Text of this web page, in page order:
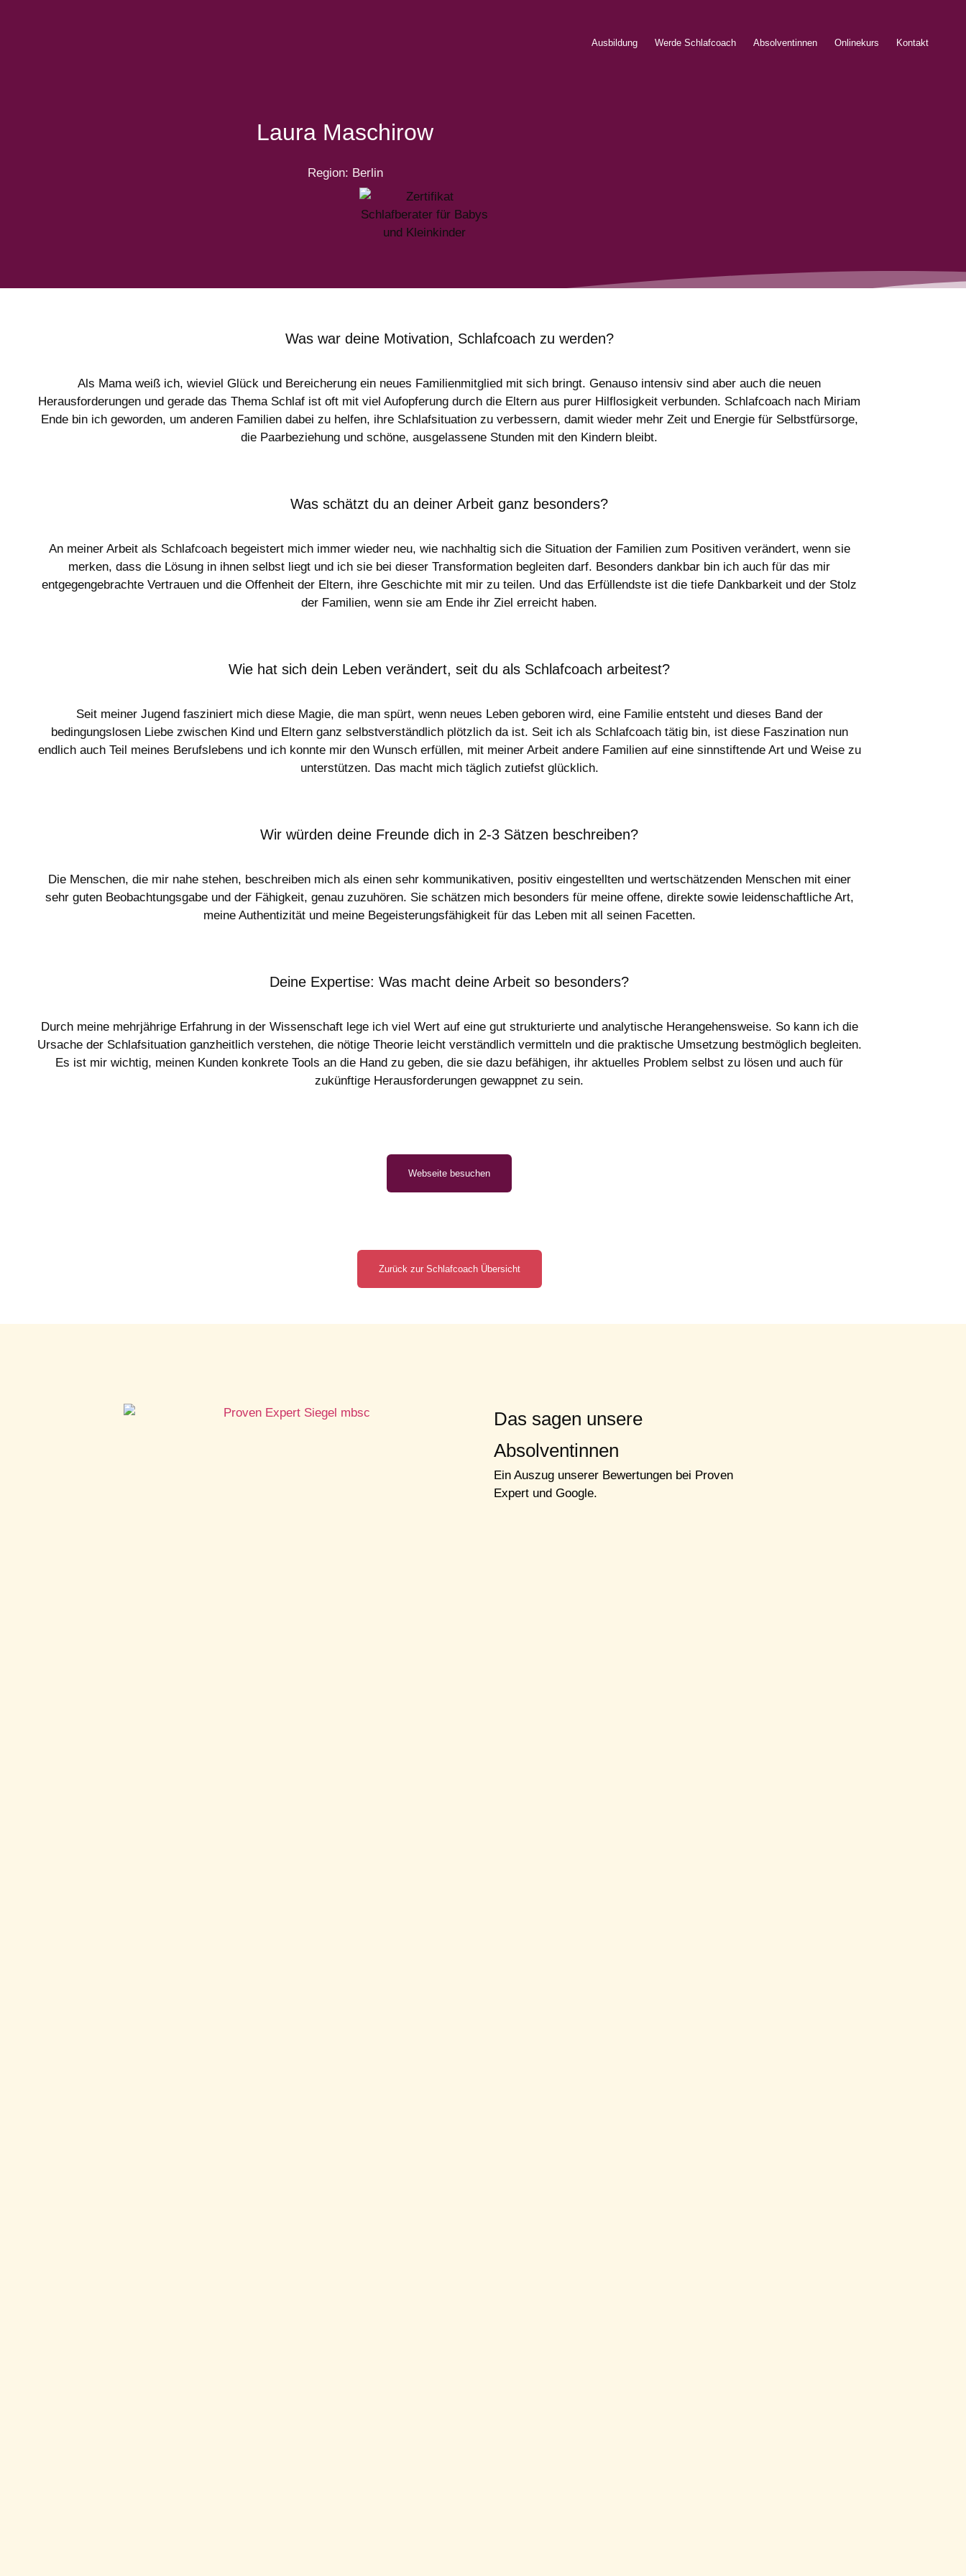
Ausbildung Werde Schlafcoach Absolventinnen Onlinekurs Kontakt
Laura Maschirow
Region: Berlin
Was war deine Motivation, Schlafcoach zu werden?
Als Mama weiß ich, wieviel Glück und Bereicherung ein neues Familienmitglied mit sich bringt. Genauso intensiv sind aber auch die neuen
Herausforderungen und gerade das Thema Schlaf ist oft mit viel Aufopferung durch die Eltern aus purer Hilflosigkeit verbunden. Schlafcoach nach Miriam
Ende bin ich geworden, um anderen Familien dabei zu helfen, ihre Schlafsituation zu verbessern, damit wieder mehr Zeit und Energie für Selbstfürsorge,
die Paarbeziehung und schöne, ausgelassene Stunden mit den Kindern bleibt.
Was schätzt du an deiner Arbeit ganz besonders?
An meiner Arbeit als Schlafcoach begeistert mich immer wieder neu, wie nachhaltig sich die Situation der Familien zum Positiven verändert, wenn sie
merken, dass die Lösung in ihnen selbst liegt und ich sie bei dieser Transformation begleiten darf. Besonders dankbar bin ich auch für das mir
entgegengebrachte Vertrauen und die Offenheit der Eltern, ihre Geschichte mit mir zu teilen. Und das Erfüllendste ist die tiefe Dankbarkeit und der Stolz
der Familien, wenn sie am Ende ihr Ziel erreicht haben.
Wie hat sich dein Leben verändert, seit du als Schlafcoach arbeitest?
Seit meiner Jugend fasziniert mich diese Magie, die man spürt, wenn neues Leben geboren wird, eine Familie entsteht und dieses Band der
bedingungslosen Liebe zwischen Kind und Eltern ganz selbstverständlich plötzlich da ist. Seit ich als Schlafcoach tätig bin, ist diese Faszination nun
endlich auch Teil meines Berufslebens und ich konnte mir den Wunsch erfüllen, mit meiner Arbeit andere Familien auf eine sinnstiftende Art und Weise zu
unterstützen. Das macht mich täglich zutiefst glücklich.
Wir würden deine Freunde dich in 2-3 Sätzen beschreiben?
Die Menschen, die mir nahe stehen, beschreiben mich als einen sehr kommunikativen, positiv eingestellten und wertschätzenden Menschen mit einer
sehr guten Beobachtungsgabe und der Fähigkeit, genau zuzuhören. Sie schätzen mich besonders für meine offene, direkte sowie leidenschaftliche Art,
meine Authentizität und meine Begeisterungsfähigkeit für das Leben mit all seinen Facetten.
Deine Expertise: Was macht deine Arbeit so besonders?
Durch meine mehrjährige Erfahrung in der Wissenschaft lege ich viel Wert auf eine gut strukturierte und analytische Herangehensweise. So kann ich die
Ursache der Schlafsituation ganzheitlich verstehen, die nötige Theorie leicht verständlich vermitteln und die praktische Umsetzung bestmöglich begleiten.
Es ist mir wichtig, meinen Kunden konkrete Tools an die Hand zu geben, die sie dazu befähigen, ihr aktuelles Problem selbst zu lösen und auch für
zukünftige Herausforderungen gewappnet zu sein.
Webseite besuchen
Zurück zur Schlafcoach Übersicht
Das sagen unsere
Absolventinnen
Ein Auszug unserer Bewertungen bei Proven
Expert und Google.